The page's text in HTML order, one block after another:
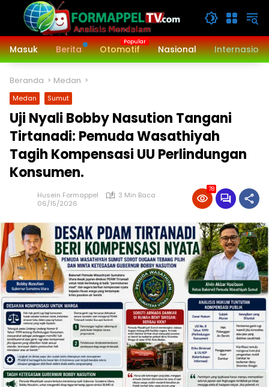
Langsung
konten
Masuk
Berita Otomotif Nasional
Beranda Medan
Medan Sumut
Uji Nyali Bobby Nasution Tangani
Tirtanadi: Pemuda Wasathiyah
Tagih Kompensasi UU Perlindungan
Konsumen.
Husein Formappel
3 Min Baca
06/15/2026
78